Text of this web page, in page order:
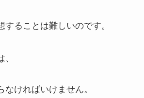
することは難しいのです。
なければいけません。